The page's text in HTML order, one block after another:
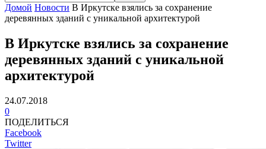
Домой Новости В Иркутске взялись за сохранение
деревянных зданий с уникальной архитектурой
В Иркутске взялись за сохранение
деревянных зданий с уникальной
архитектурой
24.07.2018
0
ПОДЕЛИТЬСЯ
Facebook
Twitter